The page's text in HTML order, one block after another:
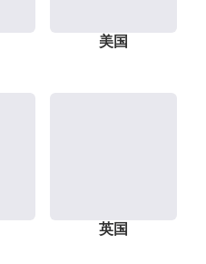
美国
英国